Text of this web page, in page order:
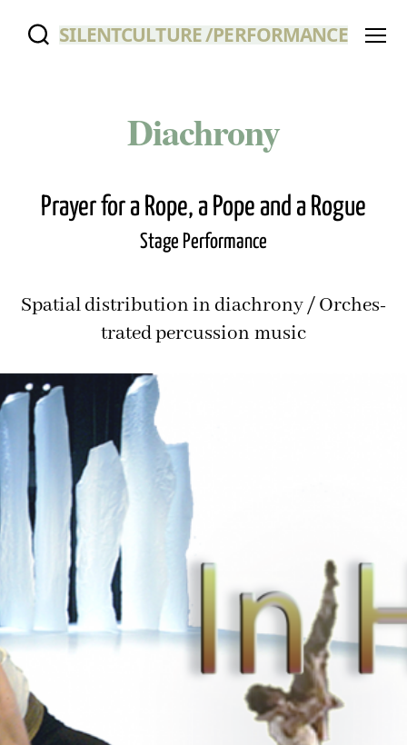
SILENTCULTURE /PERFORMANCE
Diachrony
Prayer for a Rope, a Pope and a Rogue
Stage Per­for­mance
Spa­tial dis­tri­b­u­tion in diachrony / Orches­
trat­ed per­cus­sion music